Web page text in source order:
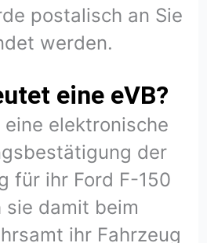
postalisch an Sie
werden.
eine eVB?
eine elektronische
der
für ihr Ford F-150
sie damit beim
ihr Fahrzeug